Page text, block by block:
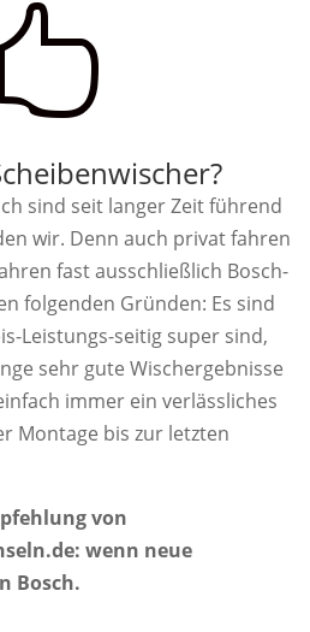
sind seit langer Zeit führend
wir. Denn auch privat fahren
fast ausschließlich Bosch-
folgenden Gründen: Es sind
Leistungs-seitig super sind,
sehr gute Wischergebnisse
immer ein verlässliches
Montage bis zur letzten
von
wenn neue
Bosch.